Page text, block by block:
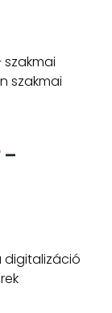
szakmai
szakmai
digitalizáció